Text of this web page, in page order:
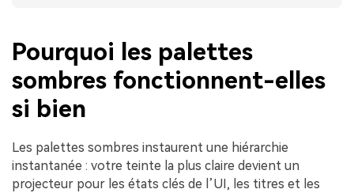
Pourquoi les palettes
sombres fonctionnent-elles
si bien
Les palettes sombres instaurent une hiérarchie
instantanée : votre teinte la plus claire devient un
projecteur pour les états clés de l’UI, les titres et les